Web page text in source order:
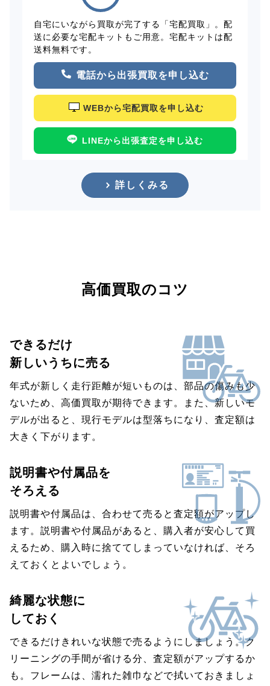
自宅にいながら買取が完了する「宅配買取」。配
送に必要な宅配キットもご用意。宅配キットは配
送料無料です。
電話から出張買取を申し込む
WEBから宅配買取を申し込む
LINEから出張査定を申し込む
詳しくみる
高価買取のコツ
できるだけ
新しいうちに売る
年式が新しく走行距離が短いものは、部品の傷みも少
ないため、高価買取が期待できます。また、新しいモ
デルが出ると、現行モデルは型落ちになり、査定額は
大きく下がります。
説明書や付属品を
そろえる
説明書や付属品は、合わせて売ると査定額がアップし
ます。説明書や付属品があると、購入者が安心して買
えるため、購入時に捨ててしまっていなければ、そろ
えておくとよいでしょう。
綺麗な状態に
しておく
できるだけきれいな状態で売るようにしましょう。ク
リーニングの手間が省ける分、査定額がアップするか
も。フレームは、濡れた雑巾などで拭いておきましょ